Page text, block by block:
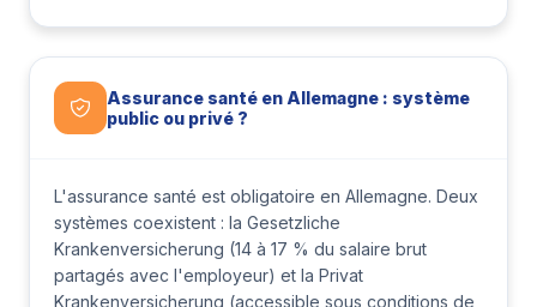
Assurance santé en Allemagne : système
public ou privé ?
L'assurance santé est obligatoire en Allemagne. Deux
systèmes coexistent : la Gesetzliche
Krankenversicherung (14 à 17 % du salaire brut
partagés avec l'employeur) et la Privat
Krankenversicherung (accessible sous conditions de